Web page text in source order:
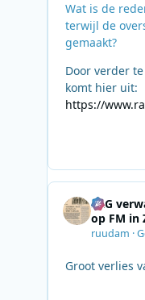
Wat is de
terwijl de
gemaakt?
Door verder
komt hier uit:
https://
SRG
op FM in
ruudam ·
Groot verlies